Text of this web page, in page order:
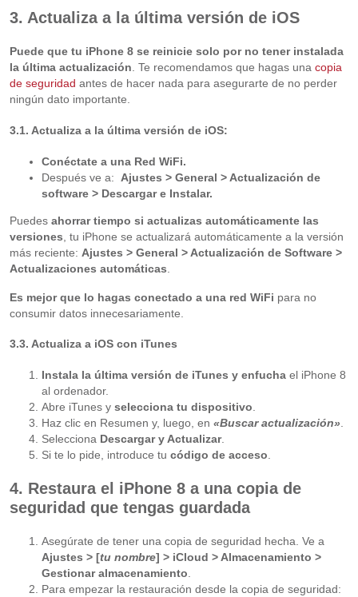
3. Actualiza a la última versión de iOS
Puede que tu iPhone 8 se reinicie solo por no tener instalada
la última actualización. Te recomendamos que hagas una copia
de seguridad antes de hacer nada para asegurarte de no perder
ningún dato importante.
3.1. Actualiza a la última versión de iOS:
Conéctate a una Red WiFi.
Después ve a: Ajustes > General > Actualización de
software > Descargar e Instalar.
Puedes ahorrar tiempo si actualizas automáticamente las
versiones , tu iPhone se actualizará automáticamente a la versión
más reciente: Ajustes > General > Actualización de Software >
Actualizaciones automáticas
Es mejor que lo hagas conectado a una red WiFi para no
consumir datos innecesariamente.
3.3. Actualiza a iOS con iTunes
Instala la última versión de iTunes y enfucha el iPhone 8
al ordenador.
Abre iTunes y selecciona tu dispositivo
Haz clic en Resumen y, luego, en «Buscar actualización».
Selecciona Descargar y Actualizar.
Si te lo pide, introduce tu código de acceso
4. Restaura el iPhone 8 a una copia de
seguridad que tengas guardada
Asegúrate de tener una copia de seguridad hecha. Ve a
Ajustes > [tu nombre] > iCloud > Almacenamiento >
Gestionar almacenamiento
Para empezar la restauración desde la copia de seguridad: